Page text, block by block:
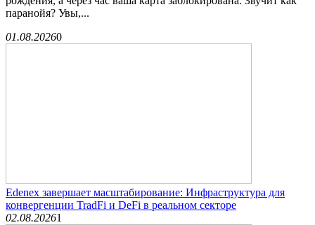
паранойя? Увы,...
01.08.20260
Edenex завершает масштабирование: Инфраструктура для
конвергенции TradFi и DeFi в реальном секторе
02.08.20261